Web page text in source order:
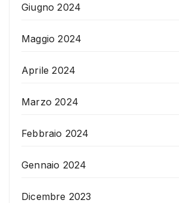
Giugno 2024
Maggio 2024
Aprile 2024
Marzo 2024
Febbraio 2024
Gennaio 2024
Dicembre 2023